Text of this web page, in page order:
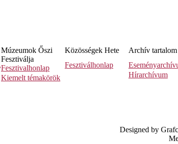
Múzeumok Őszi
Fesztiválja
Fesztivalhonlap
Kiemelt témakörök
Közösségek Hete
Fesztiválhonlap
Archív tartalom
Hírarchívum
Designed by